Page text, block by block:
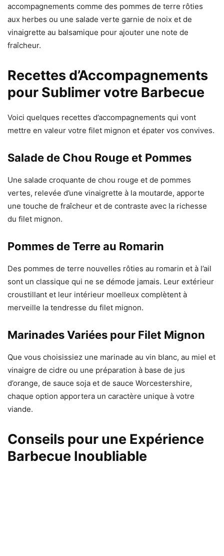
accompagnements comme des pommes de terre rôties
aux herbes ou une salade verte garnie de noix et de
vinaigrette au balsamique pour ajouter une note de
fraîcheur.
Recettes d’Accompagnements
pour Sublimer votre Barbecue
Voici quelques recettes d’accompagnements qui vont
mettre en valeur votre filet mignon et épater vos convives.
Salade de Chou Rouge et Pommes
Une salade croquante de chou rouge et de pommes
vertes, relevée d’une vinaigrette à la moutarde, apporte
une touche de fraîcheur et de contraste avec la richesse
du filet mignon.
Pommes de Terre au Romarin
Des pommes de terre nouvelles rôties au romarin et à l’ail
sont un classique qui ne se démode jamais. Leur extérieur
croustillant et leur intérieur moelleux complètent à
merveille la tendresse du filet mignon.
Marinades Variées pour Filet Mignon
Que vous choisissiez une marinade au vin blanc, au miel et
vinaigre de cidre ou une préparation à base de jus
d’orange, de sauce soja et de sauce Worcestershire,
chaque option apportera un caractère unique à votre
viande.
Conseils pour une Expérience
Barbecue Inoubliable